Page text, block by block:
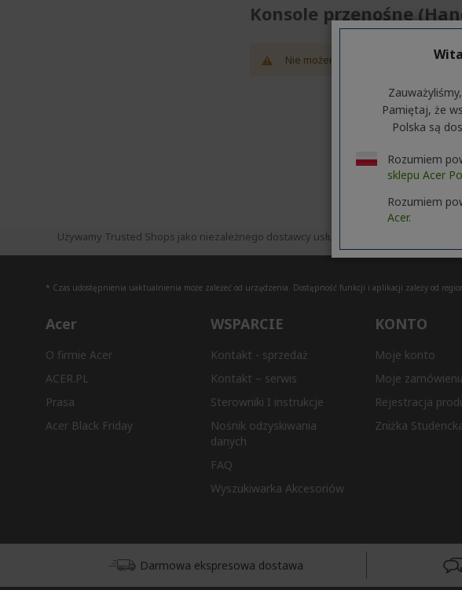
Konsole przenośne
Nie możemy odnaleźć pasujących
Używamy Trusted Shops jako niezależnego dostawcy usług do zbierania opinii.
* Czas udostępnienia uaktualnienia może zależeć od urządzenia. Dostępność funkcji i aplikacji zależy od
Acer
O firmie Acer
ACER.PL
Prasa
Acer Black Friday
WSPARCIE
Kontakt - sprzedaż
Kontakt – serwis
Sterowniki I instrukcje
Nośnik odzyskiwania
danych
FAQ
Wyszukiwarka Akcesoriów
KONTO
Moje konto
Moje
Rejestracja
Zniżka
Darmowa ekspresowa dostawa
Pamiętaj, że
Polska są
Rozumiem
sklepu Acer
Rozumiem
Acer.